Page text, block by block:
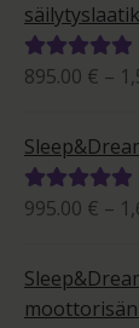
Arvostelu
895.00 € –
Arvostelu
995.00 € –